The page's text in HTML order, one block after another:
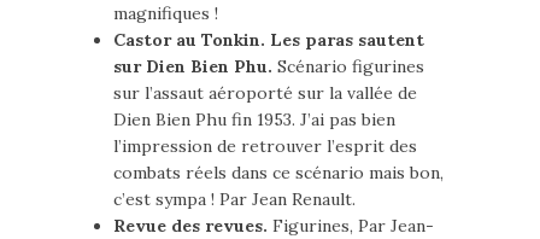
magnifiques !
Castor au Tonkin. Les paras sautent
sur Dien Bien Phu. Scénario figurines
sur l’assaut aéroporté sur la vallée de
Dien Bien Phu fin 1953. J’ai pas bien
l’impression de retrouver l’esprit des
combats réels dans ce scénario mais bon,
c’est sympa ! Par Jean Renault.
Revue des revues. Figurines, Par Jean-